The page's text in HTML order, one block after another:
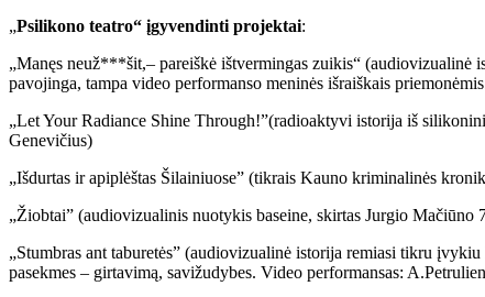
„Psilikono teatro“ įgyvendinti projektai:
„Manęs neuž***šit,– pareiškė ištvermingas zuikis“ (audiovizualinė
pavojinga, tampa video performanso meninės išraiškais
„Let Your Radiance Shine Through!”(radioaktyvi istorija iš
Genevičius)
„Išdurtas ir apiplėštas Šilainiuose” (tikrais Kauno kriminalinės
„Žiobtai” (audiovizualinis nuotykis baseine, skirtas Jurgio Mačiūno
„Stumbras ant taburetės” (audiovizualinė istorija remiasi tikru
pasekmes – girtavimą, savižudybes. Video performansas: